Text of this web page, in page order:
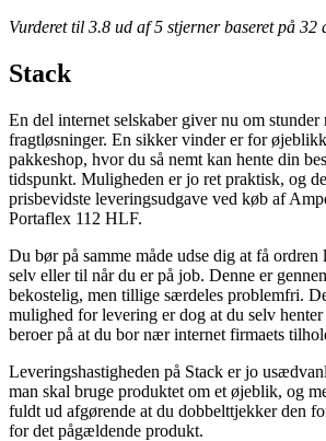
Vurderet til 3.8 ud af 5 stjerner baseret på 32
Stack
En del internet selskaber giver nu om
fragtløsninger. En sikker vinder er for
pakkeshop, hvor du så nemt kan hente din
tidspunkt. Muligheden er jo ret praktisk, og
prisbevidste leveringsudgave ved køb af
Portaflex 112 HLF.
Du bør på samme måde udse dig at få
selv eller til når du er på job. Denne er
bekostelig, men tillige særdeles problemfri.
mulighed for levering er dog at du selv
beroer på at du bor nær internet firmaets
Leveringshastigheden på Stack er jo
man skal bruge produktet om et øjeblik, og
fuldt ud afgørende at du dobbelttjekker den
for det pågældende produkt.